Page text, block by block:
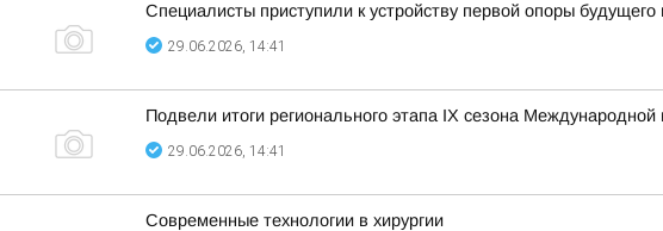
Специалисты приступили к устройству первой опоры будущего
29.06.2026, 14:41
Подвели итоги регионального этапа IX сезона
29.06.2026, 14:41
Современные технологии в хирургии